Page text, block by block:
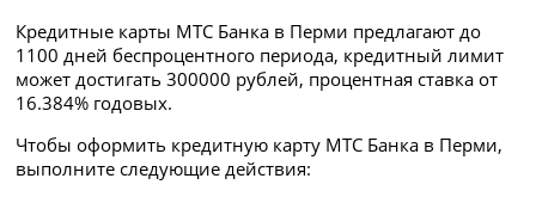
Кредитные карты МТС Банка в Перми предлагают до
1100 дней беспроцентного периода, кредитный лимит
может достигать 300000 рублей, процентная ставка от
16.384% годовых.
Чтобы оформить кредитную карту МТС Банка в Перми,
выполните следующие действия: